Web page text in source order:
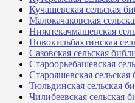
Кучашевская сельская
Малокачаковская
Нижнекачмашевская
Новокильбахтинская
Сазовская сельская
Староорьебашевская
Старояшевская
Тюльдинская сельская
Чилибеевская сельская